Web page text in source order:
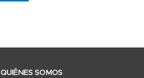
QUIÉNES SOMOS